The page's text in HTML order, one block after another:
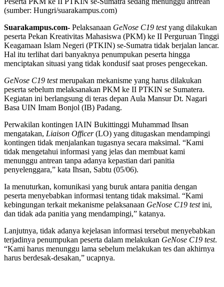
(sumber: Hungri/suarakampus.com)
Suarakampus.com- Pelaksanaan GeNose C19 testyang dilakukan
peserta Pekan Kreativitas Mahasiswa (PKM) ke II Perguruan Tinggi
Keagamaan Islam Negeri (PTKIN) se-Sumatra tidak berjalan lancar.
Hal itu terlihat dari banyaknya penumpukan peserta hingga
menciptakan situasi yang tidak kondusif saat proses pengecekan.
GeNose C19 testmerupakan mekanisme yang harus dilakukan
peserta sebelum melaksanakan PKM ke II PTKIN se Sumatera.
Kegiatan ini berlangsung di teras depan Aula Mansur Dt. Nagari
Basa UIN Imam Bonjol (IB) Padang.
Perwakilan kontingen IAIN Bukittinggi Muhammad Ihsan
mengatakan, Liaison Officer(LO) yang ditugaskan mendampingi
kontingen tidak menjalankan tugasnya secara maksimal. “Kami
tidak mengetahui informasi yang jelas dan membuat kami
menunggu antrean tanpa adanya kepastian dari panitia
penyelenggara,” kata Ihsan, Sabtu (05/06).
Ia menuturkan, komunikasi yang buruk antara panitia dengan
peserta menyebabkan informasi tentang tidak maksimal. “Kami
kebingungan terkait mekanisme pelaksanaan GeNose C19 testini,
dan tidak ada panitia yang mendampingi,” katanya.
Lanjutnya, tidak adanya kejelasan informasi tersebut menyebabkan
terjadinya penumpukan peserta dalam melakukan GeNose C19 test.
“Kami harus menunggu lama sebelum melakukan tes dan akhirnya
harus berdesak-desakan,” ucapnya.